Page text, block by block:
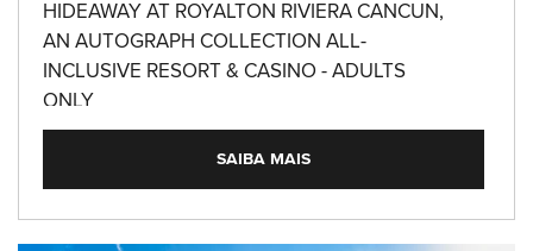
HIDEAWAY AT ROYALTON RIVIERA CANCUN,
AN AUTOGRAPH COLLECTION ALL-
INCLUSIVE RESORT & CASINO - ADULTS
ONLY
SAIBA MAIS